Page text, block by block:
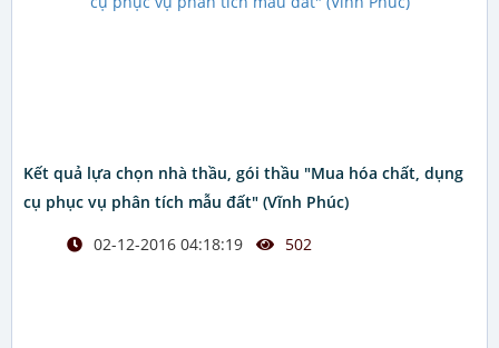
Kết quả lựa chọn nhà thầu, gói thầu "Mua hóa chất, dụng
cụ phục vụ phân tích mẫu đất" (Vĩnh Phúc)
02-12-2016 04:18:19
502